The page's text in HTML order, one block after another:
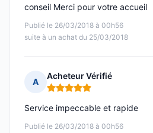
Publié le 26/03/2018 à 00h56
suite à un achat du 25/03/2018
conseil Merci pour votre accueil
A
Acheteur Vérifié
Note : 5 sur 5
Publié le 26/03/2018 à 00h56
Service impeccable et rapide